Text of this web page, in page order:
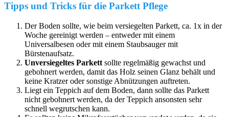
Tipps und Tricks für die Parkett Pflege
Der Boden sollte, wie beim versiegelten Parkett, ca. 1x in der
Woche gereinigt werden – entweder mit einem
Universalbesen oder mit einem Staubsauger mit
Bürstenaufsatz.
Unversiegeltes Parkett sollte regelmäßig gewachst und
gebohnert werden, damit das Holz seinen Glanz behält und
keine Kratzer oder sonstige Abnützungen auftreten.
Liegt ein Teppich auf dem Boden, dann sollte das Parkett
nicht gebohnert werden, da der Teppich ansonsten sehr
schnell wegrutschen kann.